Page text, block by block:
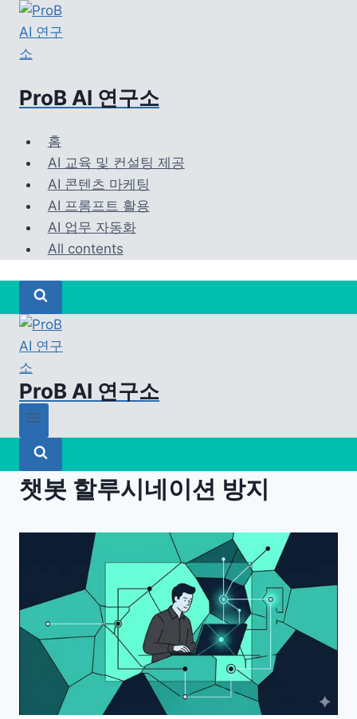
Skip
content
ProB AI 연구소
홈
AI 교육 및 컨설팅 제공
AI 콘텐츠 마케팅
AI 프롬프트 활용
AI 업무 자동화
All contents
ProB AI 연구소
챗봇 할루시네이션 방지